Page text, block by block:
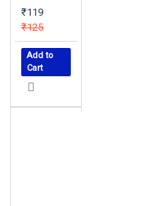
₹119
₹125
Add to
Cart